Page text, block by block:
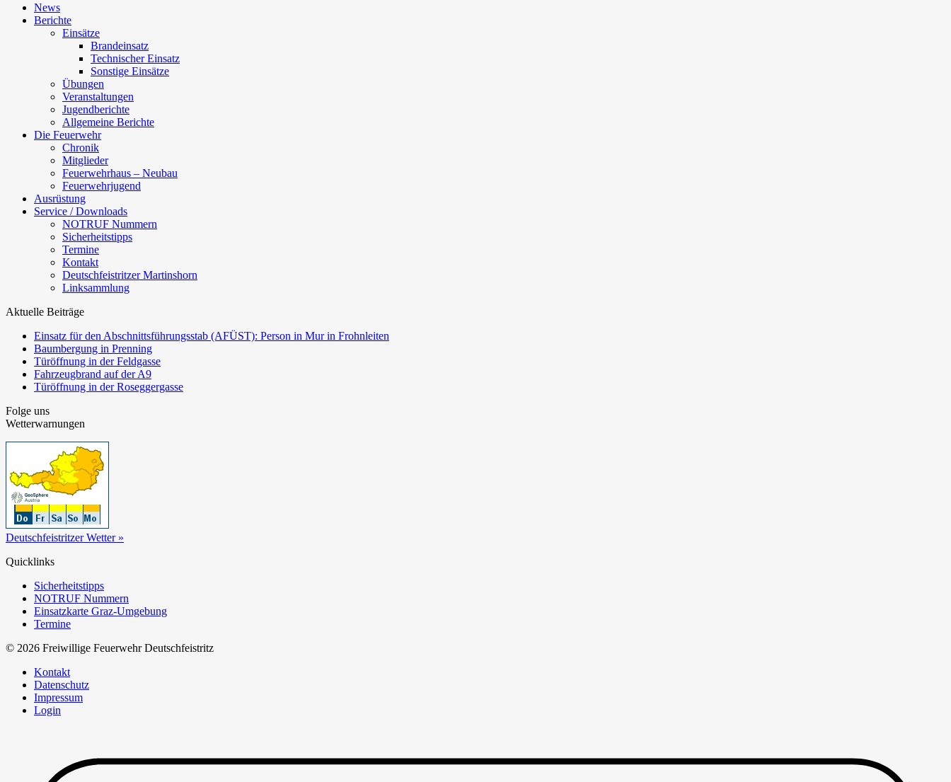
News
Berichte
Einsätze
Brandeinsatz
Technischer Einsatz
Sonstige Einsätze
Übungen
Veranstaltungen
Jugendberichte
Allgemeine Berichte
Die Feuerwehr
Chronik
Mitglieder
Feuerwehrhaus – Neubau
Feuerwehrjugend
Ausrüstung
Service / Downloads
NOTRUF Nummern
Sicherheitstipps
Termine
Kontakt
Deutschfeistritzer Martinshorn
Linksammlung
Aktuelle Beiträge
Einsatz für den Abschnittsführungsstab (AFÜST): Person in Mur in Frohnleiten
Baumbergung in Prenning
Türöffnung in der Feldgasse
Fahrzeugbrand auf der A9
Türöffnung in der Roseggergasse
Folge uns
Wetterwarnungen
Deutschfeistritzer Wetter »
Quicklinks
Sicherheitstipps
NOTRUF Nummern
Einsatzkarte Graz-Umgebung
Termine
© 2026 Freiwillige Feuerwehr Deutschfeistritz
Kontakt
Datenschutz
Impressum
Login